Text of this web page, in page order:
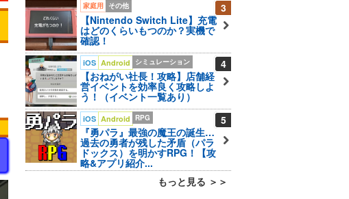
3
家庭用 その他
【Nintendo Switch Lite】充電
はどのくらいもつのか？実機で
確認！
4
iOS Android シミュレーション
【おねがい社長！攻略】店舗経
営イベントを効率良く攻略しよ
う！（イベント一覧あり）
5
iOS Android RPG
『勇パラ』最強の魔王の誕生…
過去の勇者が残した矛盾（パラ
ドックス）を明かすRPG！【攻
略&アプリ紹介...
もっと見る ＞＞